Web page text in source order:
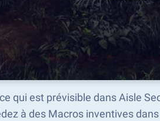
qui est prévisible dans Aisle
à des Macros inventives